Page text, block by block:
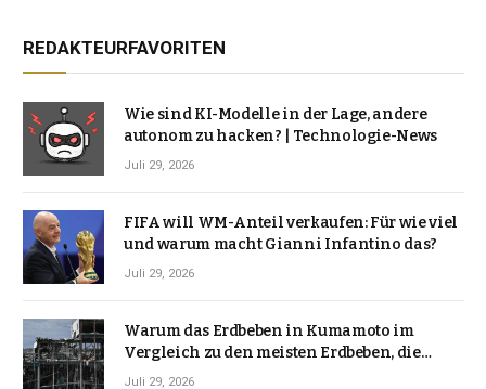
REDAKTEURFAVORITEN
Wie sind KI-Modelle in der Lage, andere
autonom zu hacken? | Technologie-News
Juli 29, 2026
FIFA will WM-Anteil verkaufen: Für wie viel
und warum macht Gianni Infantino das?
Juli 29, 2026
Warum das Erdbeben in Kumamoto im
Vergleich zu den meisten Erdbeben, die
Japan erschütterten, ungewöhnlich ist
Juli 29, 2026